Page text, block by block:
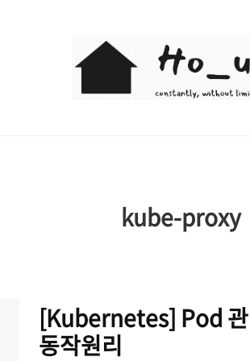
kube-proxy
[Kubernetes] Pod
동작원리